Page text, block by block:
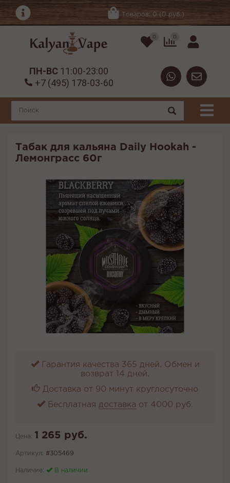
Товаров: 0 (0 руб.)
0 0
ПН-ВС 11:00-23:00
+7 (495) 178-03-60
Табак для кальяна Daily Hookah -
Лемонграсс 60г
Гарантия качества 365 дней. Обмен и
возврат 14 дней.
Доставка от 90 минут круглосуточно
Бесплатная доставка от 4000 руб.
Цена: 1 265 руб.
Артикул: #305469
Наличие: В наличии